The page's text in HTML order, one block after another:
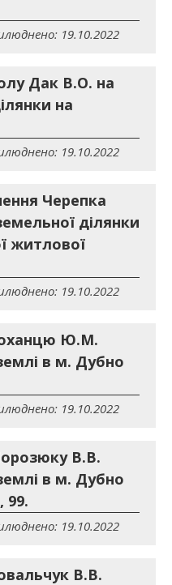
19.10.2022
Дак В.О. на
на
19.10.2022
Черепка
ділянки
житлової
19.10.2022
Ю.М.
в м. Дубно
19.10.2022
В.В.
в м. Дубно
99.
19.10.2022
В.В.